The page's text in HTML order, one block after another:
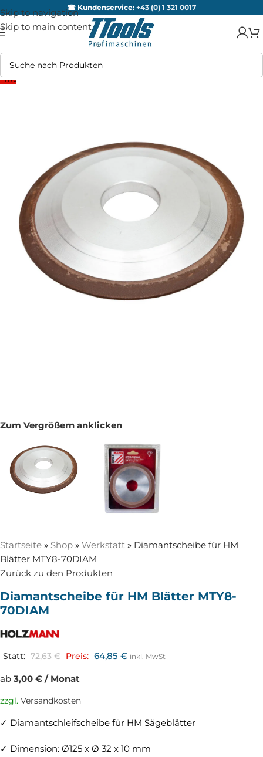
Skip to navigation
Skip to main content
☎ Kundenservice: +43 (0) 1 321 0017
-11%
Zum Vergrößern anklicken
Startseite » Shop » Werkstatt » Diamantscheibe für HM
Blätter MTY8-70DIAM
Zurück zu den Produkten
Diamantscheibe für HM Blätter MTY8-
70DIAM
Statt: 72,63€ Preis: 64,85 € inkl. MwSt
ab 3,00 € / Monat
zzgl. Versandkosten
✓ Diamantschleifscheibe für HM Sägeblätter
✓ Dimension: Ø125 x Ø 32 x 10 mm